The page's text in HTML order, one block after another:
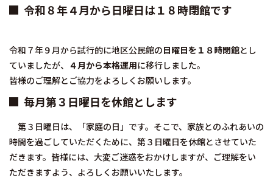
令和８年４月から日曜日は１８時閉館です
令和７年９月から試行的に地区公民館の日曜日を１８時閉館とし
ていましたが、 ４月から本格運用に移行しました。
皆様のご理解とご協力をよろしくお願いします。
毎月第３日曜日を休館とします
第３日曜日は、「家庭の日」です。そこで、家族とのふれあいの
時間を過ごしていただくために、第３日曜日を休館とさせていた
だきます。皆様には、大変ご迷惑をおかけしますが、ご理解をい
ただきますよう、よろしくお願いいたします。